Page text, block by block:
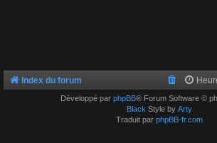
Index du forum
Développé par phpBB® Forum Software ©
Black Style by Arty
Traduit par phpBB-fr.com